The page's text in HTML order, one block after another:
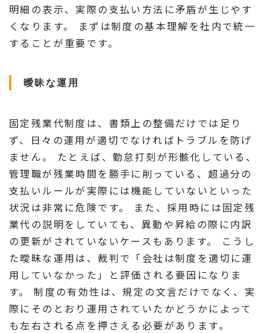
明細の表示、実際の支払い方法に矛盾が生じやす
くなります。 まずは制度の基本理解を社内で統一
することが重要です。
曖昧な運用
固定残業代制度は、書類上の整備だけでは足り
ず、日々の運用が適切でなければトラブルを防げ
ません。 たとえば、勤怠打刻が形骸化している、
管理職が残業時間を勝手に削っている、超過分の
支払いルールが実際には機能していないといった
状況は非常に危険です。 また、採用時には固定残
業代の説明をしていても、異動や昇給の際に内訳
の更新がされていないケースもあります。 こうし
た曖昧な運用は、裁判で「会社は制度を適切に運
用していなかった」と評価される要因になりま
す。 制度の有効性は、規定の文言だけでなく、実
際にそのとおり運用されていたかどうかによって
も左右される点を押さえる必要があります。